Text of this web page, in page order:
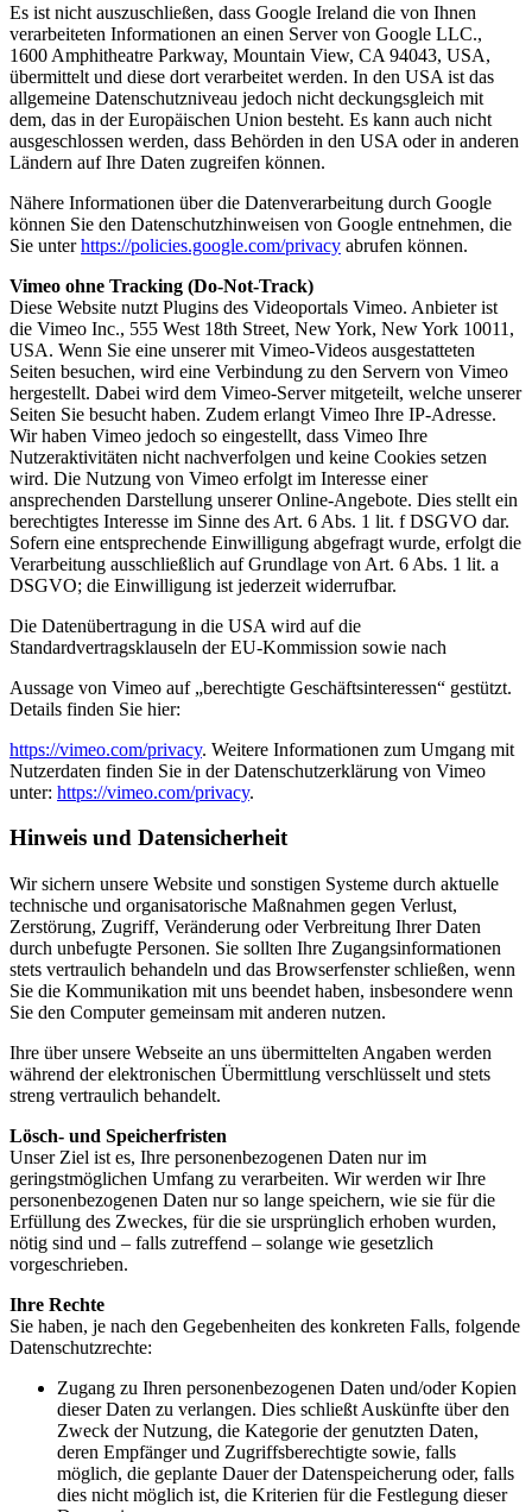
Es ist nicht auszuschließen, dass Google Ireland die von Ihnen
verarbeiteten Informationen an einen Server von Google LLC.,
1600 Amphitheatre Parkway, Mountain View, CA 94043, USA,
übermittelt und diese dort verarbeitet werden. In den USA ist das
allgemeine Datenschutzniveau jedoch nicht deckungsgleich mit
dem, das in der Europäischen Union besteht. Es kann auch nicht
ausgeschlossen werden, dass Behörden in den USA oder in anderen
Ländern auf Ihre Daten zugreifen können.
Nähere Informationen über die Datenverarbeitung durch Google
können Sie den Datenschutzhinweisen von Google entnehmen, die
Sie unterhttps://policies.google.com/privacy abrufen können.
Vimeo ohne Tracking (Do-Not-Track)
Diese Website nutzt Plugins des Videoportals Vimeo. Anbieter ist
die Vimeo Inc., 555 West 18th Street, New York, New York 10011,
USA. Wenn Sie eine unserer mit Vimeo-Videos ausgestatteten
Seiten besuchen, wird eine Verbindung zu den Servern von Vimeo
hergestellt. Dabei wird dem Vimeo-Server mitgeteilt, welche unserer
Seiten Sie besucht haben. Zudem erlangt Vimeo Ihre IP-Adresse.
Wir haben Vimeo jedoch so eingestellt, dass Vimeo Ihre
Nutzeraktivitäten nicht nachverfolgen und keine Cookies setzen
wird. Die Nutzung von Vimeo erfolgt im Interesse einer
ansprechenden Darstellung unserer Online-Angebote. Dies stellt ein
berechtigtes Interesse im Sinne des Art. 6 Abs. 1 lit. f DSGVO dar.
Sofern eine entsprechende Einwilligung abgefragt wurde, erfolgt die
Verarbeitung ausschließlich auf Grundlage von Art. 6 Abs. 1 lit. a
DSGVO; die Einwilligung ist jederzeit widerrufbar.
Die Datenübertragung in die USA wird auf die
Standardvertragsklauseln der EU-Kommission sowie nach
Aussage von Vimeo auf „berechtigte Geschäftsinteressen“ gestützt.
Details finden Sie hier:
https://vimeo.com/privacy. Weitere Informationen zum Umgang mit
Nutzerdaten finden Sie in der Datenschutzerklärung von Vimeo
unter: https://vimeo.com/privacy.
Hinweis und Datensicherheit
Wir sichern unsere Website und sonstigen Systeme durch aktuelle
technische und organisatorische Maßnahmen gegen Verlust,
Zerstörung, Zugriff, Veränderung oder Verbreitung Ihrer Daten
durch unbefugte Personen. Sie sollten Ihre Zugangsinformationen
stets vertraulich behandeln und das Browserfenster schließen, wenn
Sie die Kommunikation mit uns beendet haben, insbesondere wenn
Sie den Computer gemeinsam mit anderen nutzen.
Ihre über unsere Webseite an uns übermittelten Angaben werden
während der elektronischen Übermittlung verschlüsselt und stets
streng vertraulich behandelt.
Lösch- und Speicherfristen
Unser Ziel ist es, Ihre personenbezogenen Daten nur im
geringstmöglichen Umfang zu verarbeiten. Wir werden wir Ihre
personenbezogenen Daten nur so lange speichern, wie sie für die
Erfüllung des Zweckes, für die sie ursprünglich erhoben wurden,
nötig sind und – falls zutreffend – solange wie gesetzlich
vorgeschrieben.
Ihre Rechte
Sie haben, je nach den Gegebenheiten des konkreten Falls, folgende
Datenschutzrechte:
Zugang zu Ihren personenbezogenen Daten und/oder Kopien
dieser Daten zu verlangen. Dies schließt Auskünfte über den
Zweck der Nutzung, die Kategorie der genutzten Daten,
deren Empfänger und Zugriffsberechtigte sowie, falls
möglich, die geplante Dauer der Datenspeicherung oder, falls
dies nicht möglich ist, die Kriterien für die Festlegung dieser